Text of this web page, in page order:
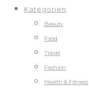
Kategorien
Beauty
Food
Travel
Fashion
Health & Fitness